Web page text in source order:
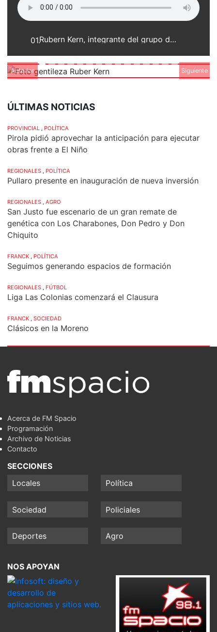
01. Rubern Kern, integrante del grupo de ciloturistas "Vigen de Luján"
Anterior Siguiente
ÚLTIMAS NOTICIAS
PROVINCIAL POLÍTICA
Pirola pidió aprovechar la anticipación para ejecutar
obras frente a El Niño
REGIONALES POLÍTICA
Pullaro presente en inauguración de nueva inversión
REGIONALES AGRO
San Justo fue escenario de un gran remate de
genética con Los Charabones, Don Pedro y Don
Chiquito
FRANCK POLÍTICA
Seguimos generando espacios de formación
REGIONALES FÚTBOL
Liga Las Colonias comenzará el Clausura
FRANCK SOCIEDAD
Clásicos en la Moreno
Acerca de FM Spacio
Programación
Archivo de Noticias
Contacto
SECCIONES
Locales
Política
Sociedad Policiales
Deportes Agro
NOS APOYAN